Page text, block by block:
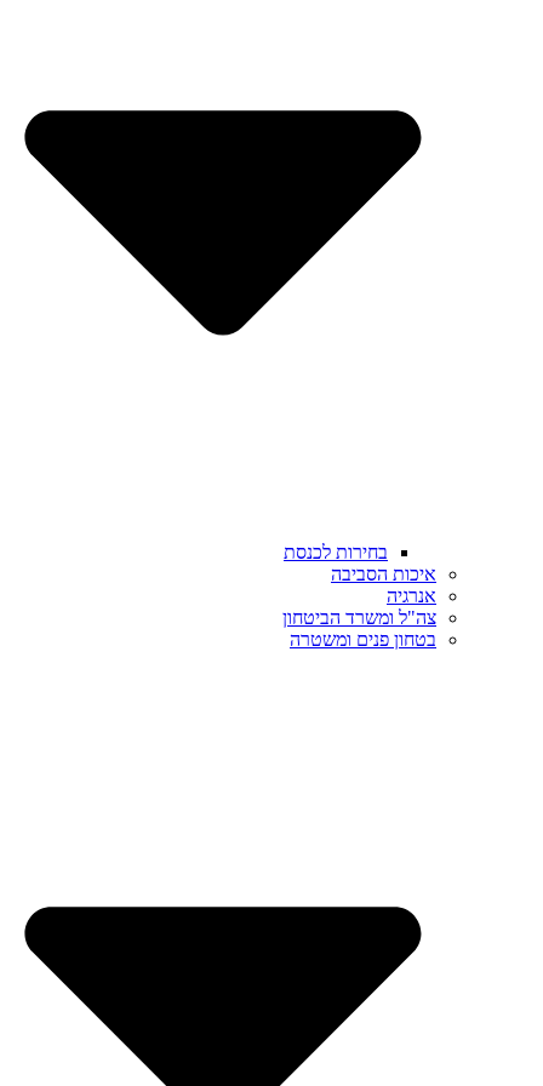
בחירות לכנסת
איכות הסביבה
אנרגיה
צה"ל ומשרד הביטחון
בטחון פנים ומשטרה